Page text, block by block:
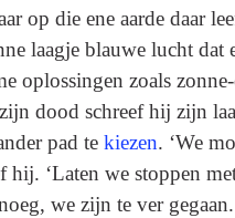
op die ene aarde daar
laagje blauwe lucht dat
oplossingen zoals
dood schreef hij zijn
pad te kiezen. ‘We
hij. ‘Laten we stoppen
we zijn te ver